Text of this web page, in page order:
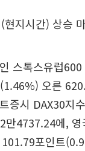
현지시간) 상승
스톡스유럽
오른
증시 DAX30지
만4737.24에, 영
포인트